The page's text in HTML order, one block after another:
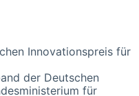
Innovationspreis für
der Deutschen
für